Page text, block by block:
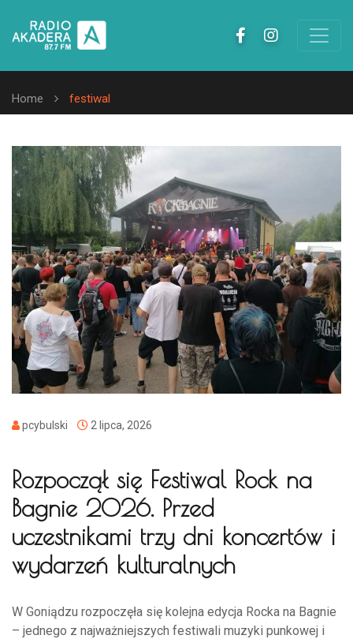
Home festiwal
pcybulski 2 lipca, 2026
Rozpoczął się Festiwal Rock na
Bagnie 2026. Przed
uczestnikami trzy dni koncertów i
wydarzeń kulturalnych
W Goniądzu rozpoczęła się kolejna edycja Rocka na Bagnie
– jednego z najważniejszych festiwali muzyki punkowej i